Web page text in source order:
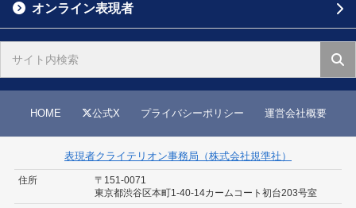
オンライン表現者
HOME 公式X プライバシーポリシー 運営会社概要
表現者クライテリオン事務局（株式会社規準社）
住所
〒151-0071
東京都渋谷区本町1-40-14カームコート初台203号室